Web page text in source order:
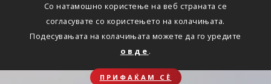
Со натамошно користење на веб страната се
согласувате со користењето на колачињата.
Подесувањата на колачињата можете да го уредите
овде .
ПРИФАЌАМ СЀ